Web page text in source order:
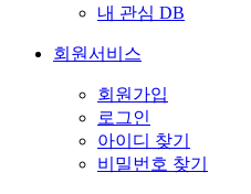
내 관심 DB
회원서비스
회원가입
로그인
아이디 찾기
비밀번호 찾기